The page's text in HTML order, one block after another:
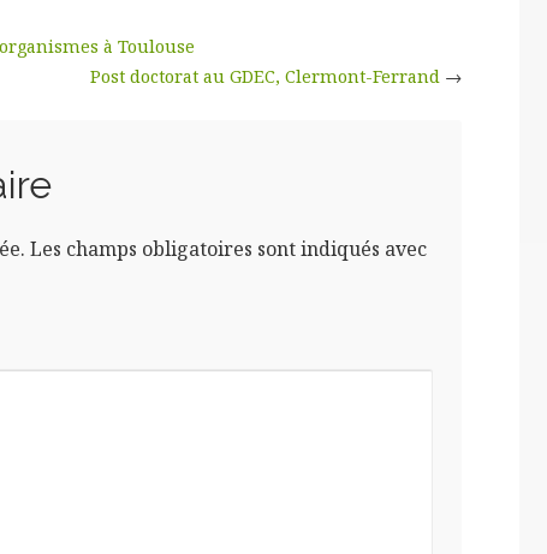
à Toulouse
Post doctorat au GDEC, Clermont-Ferrand→
Les champs obligatoires sont indiqués avec